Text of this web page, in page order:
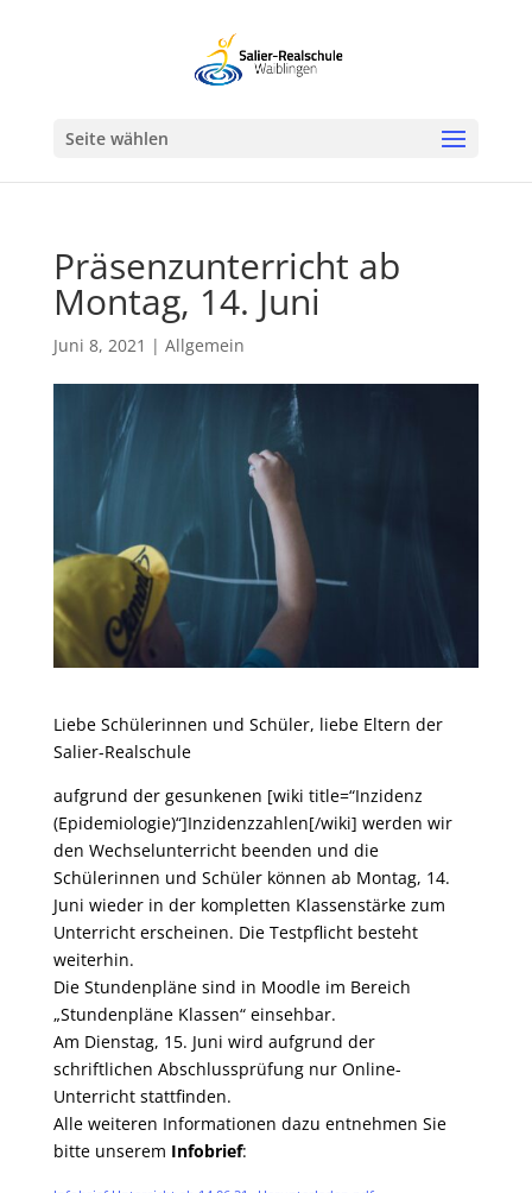
Seite wählen
Präsenzunterricht ab
Montag, 14. Juni
Juni 8, 2021 | Allgemein
Liebe Schülerinnen und Schüler, liebe Eltern der
Salier-Realschule
aufgrund der gesunkenen [wiki title=“Inzidenz
(Epidemiologie)“]Inzidenzzahlen[/wiki] werden wir
den Wechselunterricht beenden und die
Schülerinnen und Schüler können ab Montag, 14.
Juni wieder in der kompletten Klassenstärke zum
Unterricht erscheinen. Die Testpflicht besteht
weiterhin.
Die Stundenpläne sind in Moodle im Bereich
„Stundenpläne Klassen“ einsehbar.
Am Dienstag, 15. Juni wird aufgrund der
schriftlichen Abschlussprüfung nur Online-
Unterricht stattfinden.
Alle weiteren Informationen dazu entnehmen Sie
bitte unserem Infobrief: